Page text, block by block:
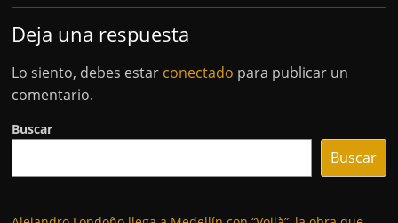
Deja una respuesta
Lo siento, debes estar conectado para publicar un
comentario.
Buscar
Buscar